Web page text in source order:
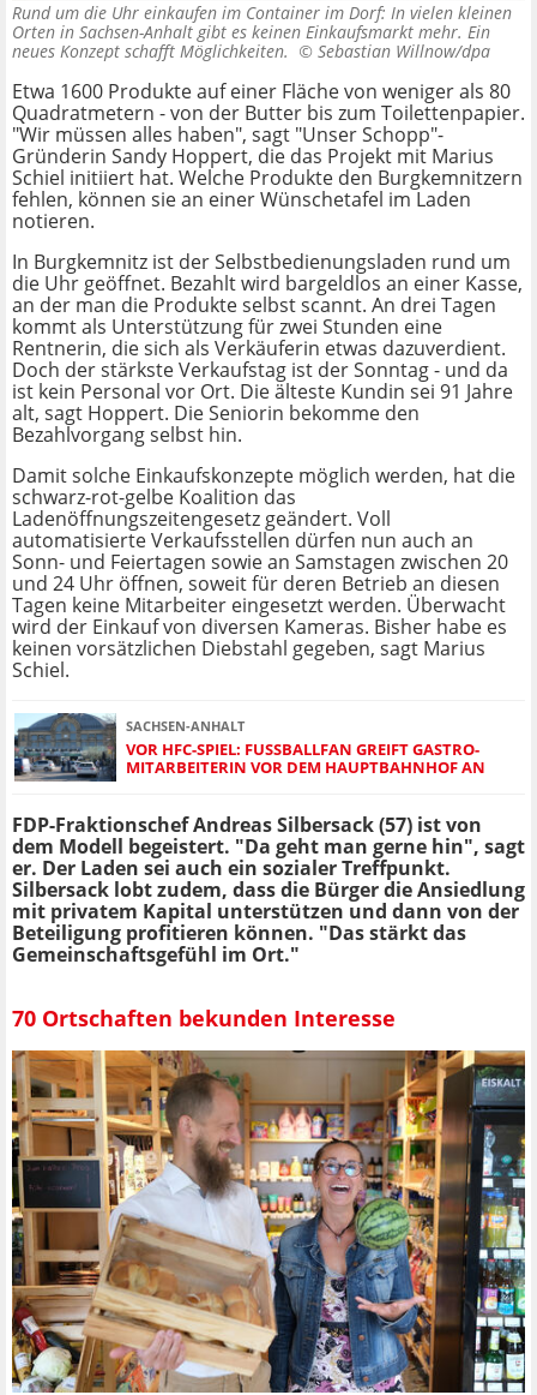
Rund um die Uhr einkaufen im Container im Dorf: In vielen kleinen
Orten in Sachsen-Anhalt gibt es keinen Einkaufsmarkt mehr. Ein
neues Konzept schafft Möglichkeiten. © Sebastian Willnow/dpa
Etwa 1600 Produkte auf einer Fläche von weniger als 80
Quadratmetern - von der Butter bis zum Toilettenpapier.
"Wir müssen alles haben", sagt "Unser Schopp"-
Gründerin Sandy Hoppert, die das Projekt mit Marius
Schiel initiiert hat. Welche Produkte den Burgkemnitzern
fehlen, können sie an einer Wünschetafel im Laden
notieren.
In Burgkemnitz ist der Selbstbedienungsladen rund um
die Uhr geöffnet. Bezahlt wird bargeldlos an einer Kasse,
an der man die Produkte selbst scannt. An drei Tagen
kommt als Unterstützung für zwei Stunden eine
Rentnerin, die sich als Verkäuferin etwas dazuverdient.
Doch der stärkste Verkaufstag ist der Sonntag - und da
ist kein Personal vor Ort. Die älteste Kundin sei 91 Jahre
alt, sagt Hoppert. Die Seniorin bekomme den
Bezahlvorgang selbst hin.
Damit solche Einkaufskonzepte möglich werden, hat die
schwarz-rot-gelbe Koalition das
Ladenöffnungszeitengesetz geändert. Voll
automatisierte Verkaufsstellen dürfen nun auch an
Sonn- und Feiertagen sowie an Samstagen zwischen 20
und 24 Uhr öffnen, soweit für deren Betrieb an diesen
Tagen keine Mitarbeiter eingesetzt werden. Überwacht
wird der Einkauf von diversen Kameras. Bisher habe es
keinen vorsätzlichen Diebstahl gegeben, sagt Marius
Schiel.
SACHSEN-ANHALT
VOR HFC-SPIEL: FUSSBALLFAN GREIFT GASTRO-M
ITARBEITERIN VOR DEM HAUPTBAHNHOF AN
FDP-Fraktionschef Andreas Silbersack (57) ist von
dem Modell begeistert. "Da geht man gerne hin", sagt
er. Der Laden sei auch ein sozialer Treffpunkt.
Silbersack lobt zudem, dass die Bürger die Ansiedlung
mit privatem Kapital unterstützen und dann von der
Beteiligung profitieren können. "Das stärkt das
Gemeinschaftsgefühl im Ort."
70 Ortschaften bekunden Interesse